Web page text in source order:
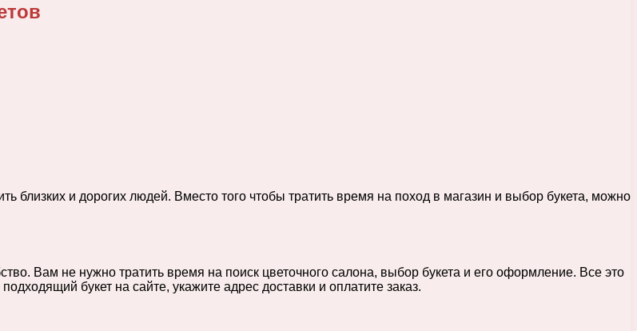
и дорогих людей. Вместо того чтобы тратить время на поход в магазин и выбор букета, можно
Вам не нужно тратить время на поиск цветочного салона, выбор букета и его оформление. Все это
букет на сайте, укажите адрес доставки и оплатите заказ.